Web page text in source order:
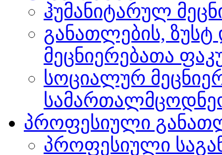
ჰუმანიტარულ
განათლების, ზუსტ
მეცნიერებათა
სოციალურ
პროფესიული
პროფესიული